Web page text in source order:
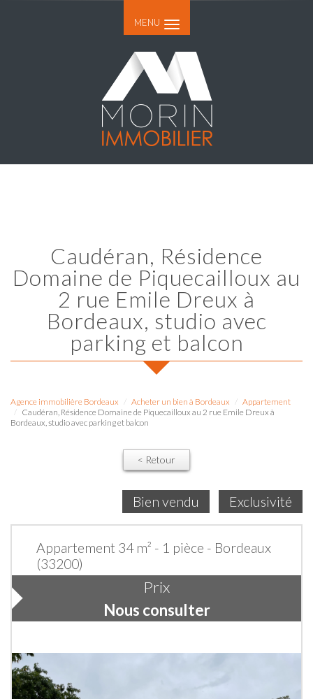
MENU
Caudéran, Résidence
Domaine de Piquecailloux au
2 rue Emile Dreux à
Bordeaux, studio avec
parking et balcon
Agence immobilière Bordeaux Acheter un bien à Bordeaux
Appartement
Caudéran, Résidence Domaine de Piquecailloux au 2 rue Emile Dreux à
Bordeaux, studio avec parking et balcon
< Retour
Bien vendu Exclusivité
Appartement 34 m² - 1 pièce - Bordeaux
(33200)
Prix
Nous consulter